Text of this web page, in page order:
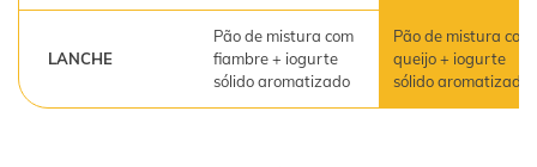
LANCHE
Pão de mistura com
fiambre + iogurte
sólido aromatizado
Pão de mistura com
queijo + iogurte
sólido aromatizado